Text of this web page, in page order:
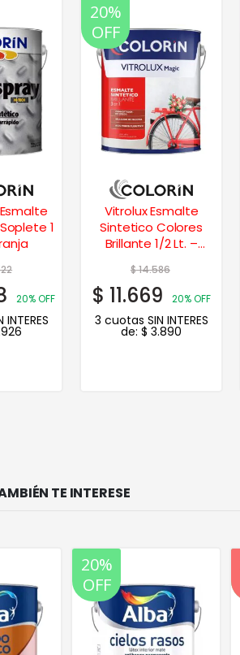
1
20% OFF
20%
OFF
Vitrolux Esmalte
Sintetico Colores
Brillante 1/2 Lt. –
$14.586
$ 11.669 20% OFF
3 cuotas SIN INTERES
de:$ 3.890
TE INTERESE
20%
OFF
35%
OFF